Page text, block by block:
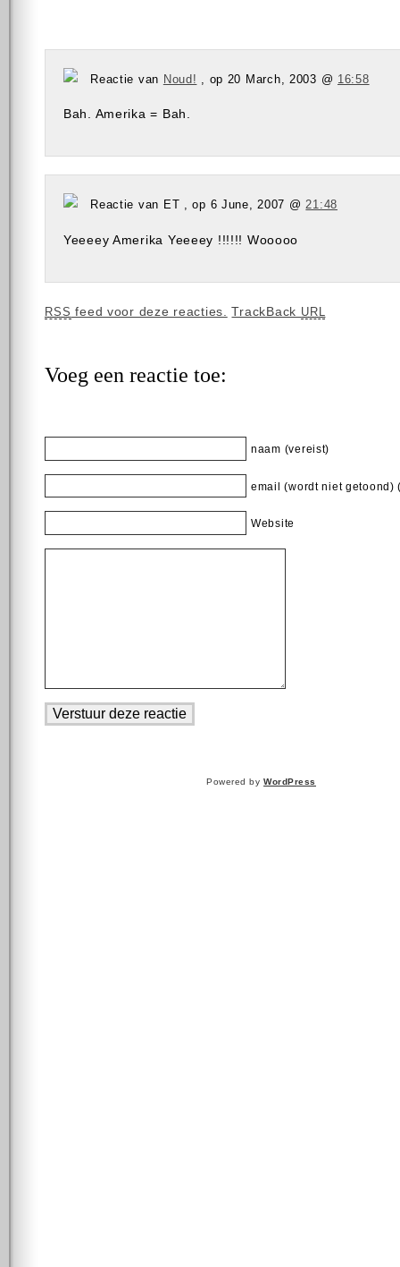
Reactie van Noud! , op 20 March, 2003 @ 16:58
Bah. Amerika = Bah.
Reactie van ET , op 6 June, 2007 @21:48
Yeeeey Amerika Yeeeey !!!!!! Wooooo
RSS feed voor deze reacties. TrackBack URL
Voeg een reactie toe:
naam (vereist)
email (wordt niet getoond)
Website
Powered byWordPress